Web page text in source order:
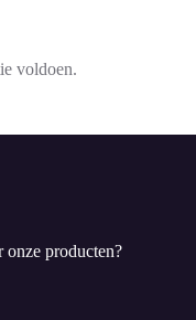
voldoen.
producten?